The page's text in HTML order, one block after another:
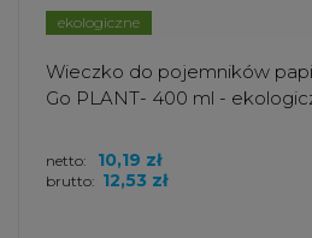
ekologiczne
Wieczko do pojemników
Go PLANT- 400 ml -
brutto: 12,53 zł
netto: 10,19 zł